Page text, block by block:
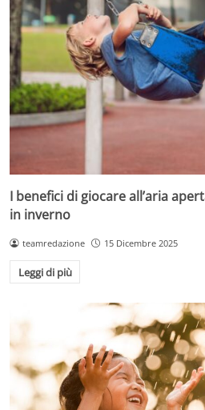
I benefici di giocare all’aria
in inverno
teamredazione 15 Dicembre 2025
Leggi di più